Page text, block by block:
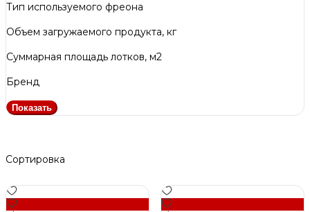
Тип используемого фреона
Объем загружаемого продукта, кг
Суммарная площадь лотков, м2
Бренд
Показать
Сортировка